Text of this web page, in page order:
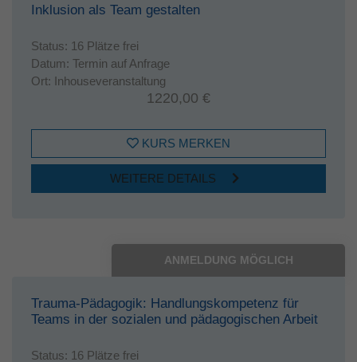
Inklusion als Team gestalten
Status: 16 Plätze frei
Datum: Termin auf Anfrage
Ort: Inhouseveranstaltung
1220,00 €
KURS MERKEN
WEITERE DETAILS
ANMELDUNG MÖGLICH
Trauma-Pädagogik: Handlungskompetenz für
Teams in der sozialen und pädagogischen Arbeit
Status: 16 Plätze frei